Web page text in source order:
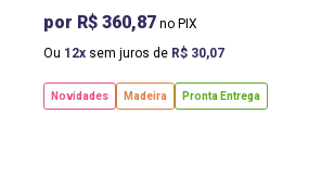
R$ 360,87
Ou 12 sem juros de R$ 30,07
Novidades Madeira Pronta Entrega